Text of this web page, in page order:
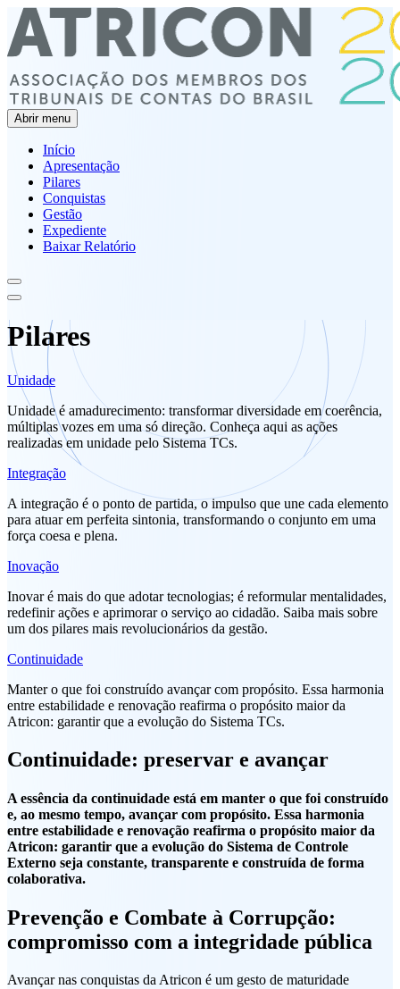
Abrir menu
Início
Apresentação
Pilares
Conquistas
Gestão
Expediente
Baixar Relatório
Pilares
Unidade
Unidade é amadurecimento: transformar diversidade em coerência,
múltiplas vozes em uma só direção. Conheça aqui as ações
realizadas em unidade pelo Sistema TCs.
Integração
A integração é o ponto de partida, o impulso que une cada elemento
para atuar em perfeita sintonia, transformando o conjunto em uma
força coesa e plena.
Inovação
Inovar é mais do que adotar tecnologias; é reformular mentalidades,
redefinir ações e aprimorar o serviço ao cidadão. Saiba mais sobre
um dos pilares mais revolucionários da gestão.
Continuidade
Manter o que foi construído avançar com propósito. Essa harmonia
entre estabilidade e renovação reafirma o propósito maior da
Atricon: garantir que a evolução do Sistema TCs.
Continuidade: preservar e avançar
A essência da continuidade está em manter o que foi construído
e, ao mesmo tempo, avançar com propósito. Essa harmonia
entre estabilidade e renovação reafirma o propósito maior da
Atricon: garantir que a evolução do Sistema de Controle
Externo seja constante, transparente e construída de forma
colaborativa.
Prevenção e Combate à Corrupção:
compromisso com a integridade pública
Avançar nas conquistas da Atricon é um gesto de maturidade